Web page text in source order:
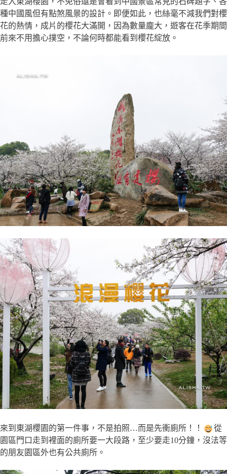
種中國風但有點煞風景的設計。即便如此，也絲毫不減我們對櫻
花的熱情，成片的櫻花大滿開，因為數量龐大，遊客在花季期間
前來不用擔心撲空，不論何時都能看到櫻花綻放。
來到東湖櫻園的第一件事，不是拍照…而是先衝廁所！！
從
園區門口走到裡面的廁所要一大段路，至少要走10分鐘，沒法等
的朋友園區外也有公共廁所。